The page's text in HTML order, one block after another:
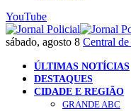
YouTube
sábado, agosto 8 Central
ÚLTIMAS NOTÍCIAS
DESTAQUES
CIDADE E REGIÃO
GRANDE ABC